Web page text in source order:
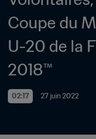
Coupe du
U-20 de la
2018™
02:17 27 juin 2022